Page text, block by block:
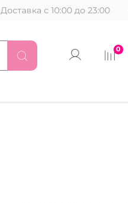
Доставка с 10:00 до 23:00
0